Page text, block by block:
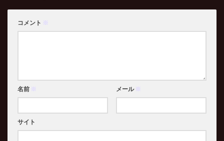
コメント ※
名前 ※ メール ※
サイト